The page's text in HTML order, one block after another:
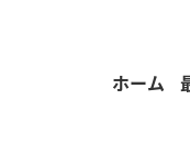
ホーム